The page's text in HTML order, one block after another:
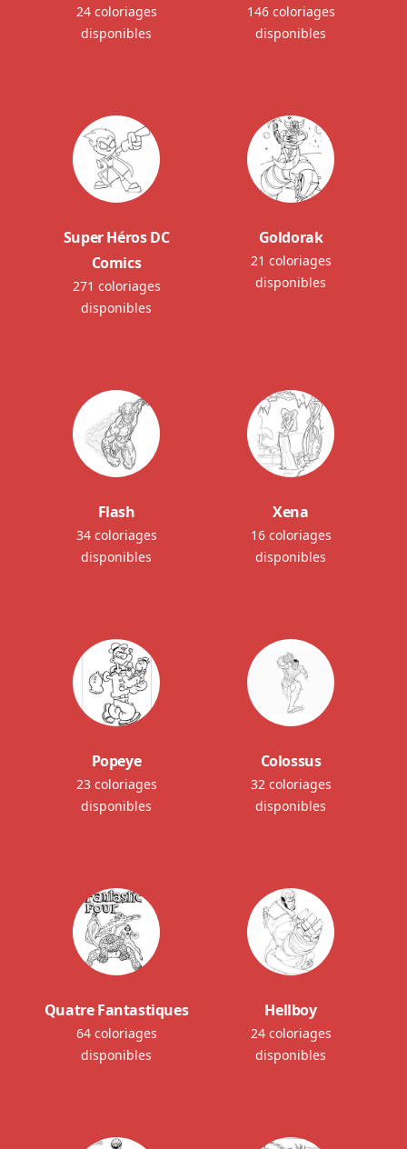
24 coloriages
disponibles
146 coloriages
disponibles
Super Héros DC
Comics
271 coloriages
disponibles
Goldorak
21 coloriages
disponibles
Flash
34 coloriages
disponibles
Xena
16 coloriages
disponibles
Popeye
23 coloriages
disponibles
Colossus
32 coloriages
disponibles
Quatre Fantastiques
64 coloriages
disponibles
Hellboy
24 coloriages
disponibles